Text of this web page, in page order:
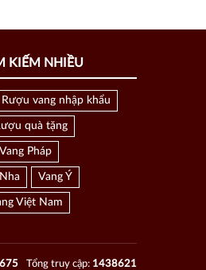
KIẾM NHIỀU
Rượu vang nhập khẩu
quà tặng
Vang Pháp
Vang Ý
Việt Nam
Tổng truy cập: 1438621